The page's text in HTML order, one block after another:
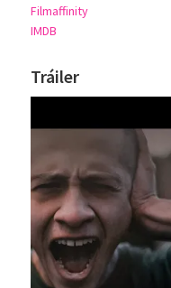
Filmaffinity
IMDB
Tráiler